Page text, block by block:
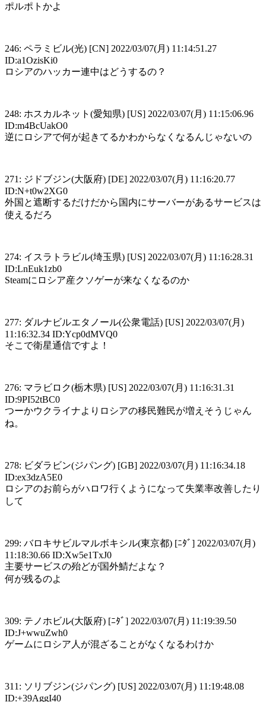
ポルポトかよ
246: ペラミビル(光) [CN] 2022/03/07(月) 11:14:51.27
ID:a1OzisKi0
ロシアのハッカー連中はどうするの？
248: ホスカルネット(愛知県) [US] 2022/03/07(月) 11:15:06.96
ID:m4BcUakO0
逆にロシアで何が起きてるかわからなくなるんじゃないの
271: ジドブジン(大阪府) [DE] 2022/03/07(月) 11:16:20.77
ID:N+t0w2XG0
外国と遮断するだけだから国内にサーバーがあるサービスは
使えるだろ
274: イスラトラビル(埼玉県) [US] 2022/03/07(月) 11:16:28.31
ID:LnEuk1zb0
Steamにロシア産クソゲーが来なくなるのか
277: ダルナビルエタノール(公衆電話) [US] 2022/03/07(月)
11:16:32.34 ID:Ycp0dMVQ0
そこで衛星通信ですよ！
276: マラビロク(栃木県) [US] 2022/03/07(月) 11:16:31.31
ID:9PI52tBC0
つーかウクライナよりロシアの移民難民が増えそうじゃん
ね。
278: ビダラビン(ジパング) [GB] 2022/03/07(月) 11:16:34.18
ID:ex3dzA5E0
ロシアのお前らがハロワ行くようになって失業率改善したり
して
299: バロキサビルマルボキシル(東京都) [ﾆﾀﾞ] 2022/03/07(月)
11:18:30.66 ID:Xw5e1TxJ0
主要サービスの殆どが国外鯖だよな？
何が残るのよ
309: テノホビル(大阪府) [ﾆﾀﾞ] 2022/03/07(月) 11:19:39.50
ID:J+wwuZwh0
ゲームにロシア人が混ざることがなくなるわけか
311: ソリブジン(ジパング) [US] 2022/03/07(月) 11:19:48.08
ID:+39AggI40